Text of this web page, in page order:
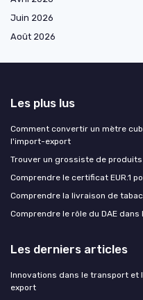
Juin 2026
Août 2026
Les plus lus
Comment convertir un mètre
l'import-export
Trouver un grossiste de
Comprendre le certificat EUR.1
Comprendre la livraison de
Comprendre le rôle du DAE
Les derniers articles
Innovations dans le transport et
export